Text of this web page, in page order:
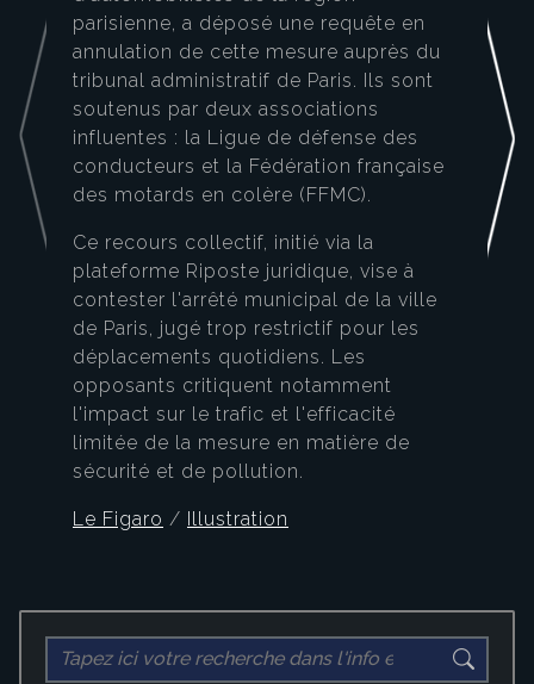
parisienne, a déposé une requête en
annulation de cette mesure auprès du
tribunal administratif de Paris. Ils sont
soutenus par deux associations
influentes : la Ligue de défense des
conducteurs et la Fédération française
des motards en colère (FFMC).
Ce recours collectif, initié via la
plateforme Riposte juridique, vise à
contester l'arrêté municipal de la ville
de Paris, jugé trop restrictif pour les
déplacements quotidiens. Les
opposants critiquent notamment
l'impact sur le trafic et l'efficacité
limitée de la mesure en matière de
sécurité et de pollution.
Le Figaro / Illustration